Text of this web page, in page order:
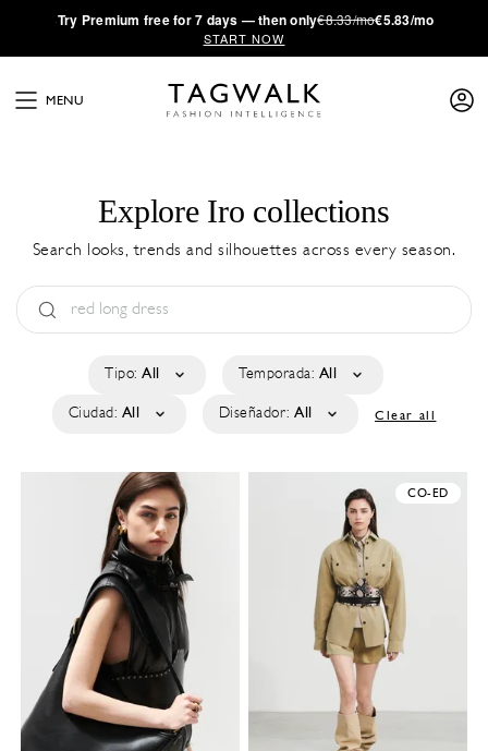
·Try Premium free for 7 days — then only€8.33/mo€5.83/mo
START NOW
MENU
Explore Iro collections
Search looks, trends and silhouettes across every season.
Tipo: All Temporada: All
Ciudad: All Diseñador: All Clear all
CO-ED